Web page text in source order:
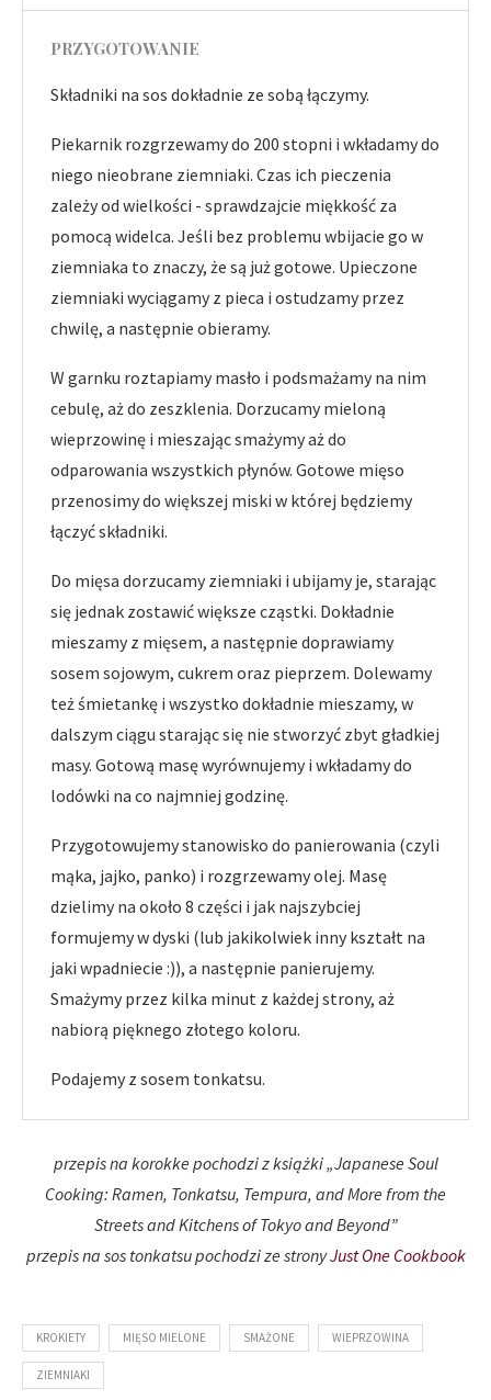
PRZYGOTOWANIE
Składniki na sos dokładnie ze sobą łączymy.
Piekarnik rozgrzewamy do 200 stopni i wkładamy do
niego nieobrane ziemniaki. Czas ich pieczenia
zależy od wielkości - sprawdzajcie miękkość za
pomocą widelca. Jeśli bez problemu wbijacie go w
ziemniaka to znaczy, że są już gotowe. Upieczone
ziemniaki wyciągamy z pieca i ostudzamy przez
chwilę, a następnie obieramy.
W garnku roztapiamy masło i podsmażamy na nim
cebulę, aż do zeszklenia. Dorzucamy mieloną
wieprzowinę i mieszając smażymy aż do
odparowania wszystkich płynów. Gotowe mięso
przenosimy do większej miski w której będziemy
łączyć składniki.
Do mięsa dorzucamy ziemniaki i ubijamy je, starając
się jednak zostawić większe cząstki. Dokładnie
mieszamy z mięsem, a następnie doprawiamy
sosem sojowym, cukrem oraz pieprzem. Dolewamy
też śmietankę i wszystko dokładnie mieszamy, w
dalszym ciągu starając się nie stworzyć zbyt gładkiej
masy. Gotową masę wyrównujemy i wkładamy do
lodówki na co najmniej godzinę.
Przygotowujemy stanowisko do panierowania (czyli
mąka, jajko, panko) i rozgrzewamy olej. Masę
dzielimy na około 8 części i jak najszybciej
formujemy w dyski (lub jakikolwiek inny kształt na
jaki wpadniecie :)), a następnie panierujemy.
Smażymy przez kilka minut z każdej strony, aż
nabiorą pięknego złotego koloru.
Podajemy z sosem tonkatsu.
przepis na korokke pochodzi z książki „Japanese Soul
Cooking: Ramen, Tonkatsu, Tempura, and More from the
Streets and Kitchens of Tokyo and Beyond”
przepis na sos tonkatsu pochodzi ze stronyJust One Cookbook
KROKIETY MIĘSO MIELONE SMAŻONE WIEPRZOWINA
ZIEMNIAKI